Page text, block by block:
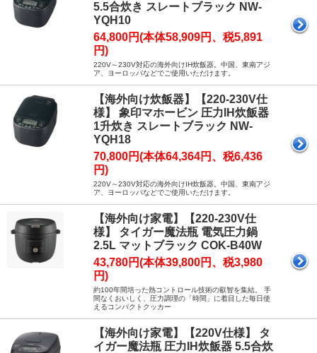
5.5合炊き スレートブラック NW-
YQH10
64,800円(本体58,909円、税5,891
円)
220V～230V対応の海外向けIH炊飯器。中国、東南アジ
ア、ヨーロッパなどでご使用いただけます。
【海外向け炊飯器】【220-230V仕
様】 象印マホービン 圧力IH炊飯器
1升炊き スレートブラック NW-
YQH18
70,800円(本体64,364円、税6,436
円)
220V～230V対応の海外向けIH炊飯器。中国、東南アジ
ア、ヨーロッパなどでご使用いただけます。
【海外向け家電】【220-230V仕
様】 タイガー魔法瓶 電気圧力鍋
2.5L マットブラック COK-B40W
43,780円(本体39,800円、税3,980
円)
約100年間培った熱コントロール技術の叡智を集結。 手
間なくおいしく、圧力調理の「時間」に着目した毎日使
えるコンパクトクッカー
【海外向け家電】【220V仕様】 タ
イガー魔法瓶 圧力IH炊飯器 5.5合炊